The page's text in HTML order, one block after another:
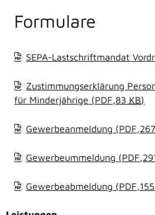
Formulare
SEPA-Lastschriftmandat
Zustimmungserklärung
für Minderjährige (PDF,83 KB)
Gewerbeanmeldung (PDF,267
Gewerbeummeldung
Gewerbeabmeldung (PDF,155